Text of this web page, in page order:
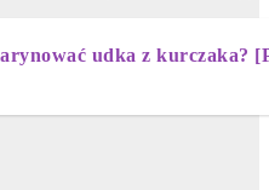
udka z kurczaka?